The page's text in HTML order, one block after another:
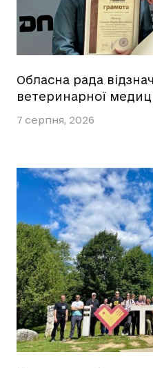
Обласна рада
ветеринарної
7 серпня, 2026